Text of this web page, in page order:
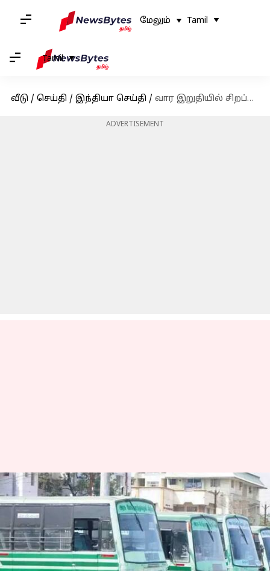
மேலும் Tamil
Tamil
வீடு / செய்தி / இந்தியா செய்தி / வார இறுதியில் சிறப்பு பேருந்துகள்; சென்னையிலிருந்து வெளியூர் செல்லும் பயணிகளுக்கு குட் நியூஸ்
ADVERTISEMENT
வார இறுதியில் சிறப்பு
பேருந்துகள்;
சென்னையிலிருந்து
வெளியூர் செல்லும்
பயணிகளுக்கு குட் நியூஸ்